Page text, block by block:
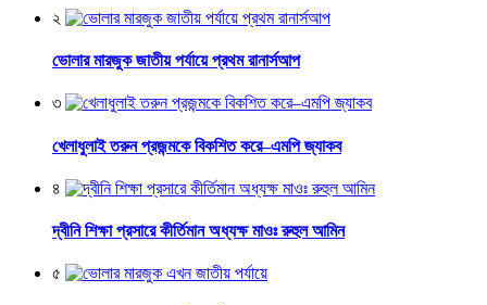
২
ভোলার মারজুক জাতীয় পর্যায়ে প্রথম রানার্সআপ
৩
খেলাধুলাই তরুন প্রজন্মকে বিকশিত করে–এমপি জ্যাকব
৪
দ্বীনি শিক্ষা প্রসারে কীর্তিমান অধ্যক্ষ মাওঃ রুহুল আমিন
৫